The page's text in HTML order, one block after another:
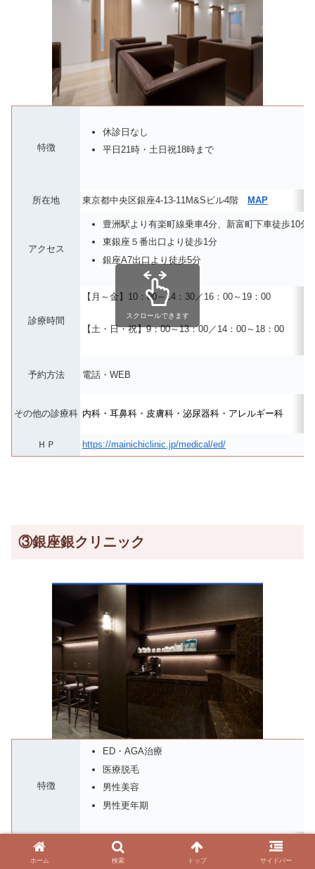
特徴
休診日なし
平日21時・土日祝18時まで
所在地 東京都中央区銀座4-13-11M&Sビル4階 MAP
アクセス
豊洲駅より有楽町線乗車4分、新富町下車徒歩10分
東銀座５番出口より徒歩1分
銀座A7出口より徒歩5分
診療時間
【月～金】10：00～14：30／16：00～19：00
【土・日・祝】9：00～13：00／14：00～18：00
予約方法 電話・WEB
その他の診療科 内科・耳鼻科・皮膚科・泌尿器科・アレルギー科
ＨＰ https://mainichiclinic.jp/medical/ed/
スクロールできます
③銀座銀クリニック
特徴
ED・AGA治療
医療脱毛
男性美容
男性更年期
所在地 東京都中央区銀座4-3-9天賞堂ビル4階
豊洲駅より有楽町線乗車6分、銀座一丁目駅下車徒
ホーム 検索 トップ サイドバー